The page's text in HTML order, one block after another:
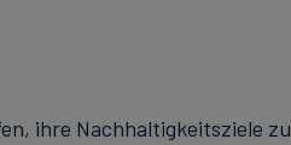
ihre Nachhaltigkeitsziele zu